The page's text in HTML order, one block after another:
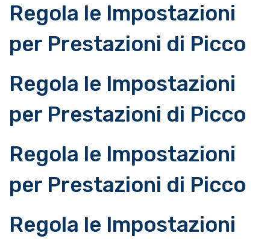
Regola le Impostazioni
per Prestazioni di Picco
Regola le Impostazioni
per Prestazioni di Picco
Regola le Impostazioni
per Prestazioni di Picco
Regola le Impostazioni